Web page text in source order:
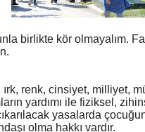
birlikte kör olmayalım.
renk, cinsiyet, milliyet,
yardımı ile fiziksel,
yasalarda
olma hakkı vardır.